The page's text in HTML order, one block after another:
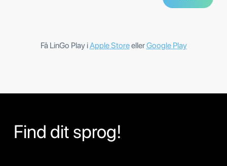
Få LinGo Play iApple StoreellerGoogle Play
Find dit sprog!